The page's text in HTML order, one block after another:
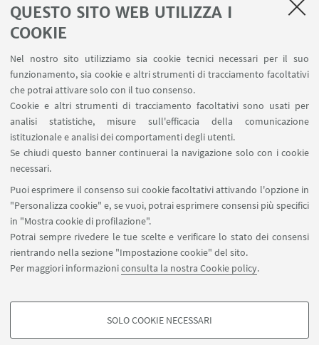
QUESTO SITO WEB UTILIZZA I
COOKIE
Nel nostro sito utilizziamo sia cookie tecnici necessari per il suo
funzionamento, sia cookie e altri strumenti di tracciamento facoltativi
che potrai attivare solo con il tuo consenso.
Cookie e altri strumenti di tracciamento facoltativi sono usati per
analisi statistiche, misure sull'efficacia della comunicazione
istituzionale e analisi dei comportamenti degli utenti.
Se chiudi questo banner continuerai la navigazione solo con i cookie
necessari.
Puoi esprimere il consenso sui cookie facoltativi attivando l'opzione in
"Personalizza cookie" e, se vuoi, potrai esprimere consensi più specifici
in "Mostra cookie di profilazione".
Potrai sempre rivedere le tue scelte e verificare lo stato dei consensi
rientrando nella sezione "Impostazione cookie" del sito.
Per maggiori informazioniconsulta la nostra Cookie policy.
COOKIE DI PROFILAZIONE - FACOLTATIVI
SOLO COOKIE NECESSARI
male soddisfazioni che mi regala la scherma sono
impagabili
più. Adesso è uno dei ragazzi che fanno parte della
grande famiglia Alma Mater,il dual career è un
supporto che gli consente di portare avanti le sue
grandi passioni . “Sì, perché un giorno, una volta
appesa la sciabola al chiodo, vorrei rimanere
legato al mondo sportivo. Come dirigente”. Intanto
vuole andare lontano. Anche con la famiglia Cus
Bologna della quale fa parte a giusto titolo.
Seguici su: